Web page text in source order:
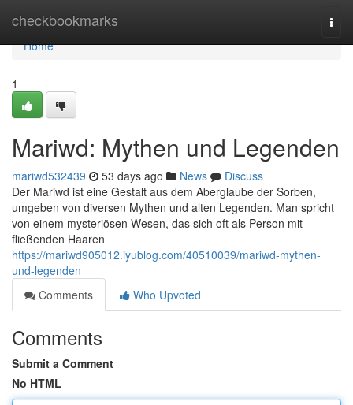
checkbookmarks
Home
Home
1
Mariwd: Mythen und Legenden
mariwd532439 53 days ago News
Discuss
Der Mariwd ist eine Gestalt aus dem Aberglaube der Sorben,
umgeben von diversen Mythen und alten Legenden. Man spricht
von einem mysteriösen Wesen, das sich oft als Person mit
fließenden Haaren
https://mariwd905012.iyublog.com/40510039/mariwd-mythen-
und-legenden
Comments
Who Upvoted
Comments
Submit a Comment
No HTML